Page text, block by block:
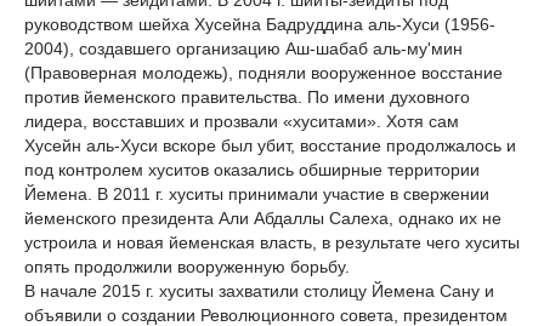
руководством шейха Хусейна Бадруддина аль-Хуси (1956-
2004), создавшего организацию Аш-шабаб аль-му'мин
(Правоверная молодежь), подняли вооруженное восстание
против йеменского правительства. По имени духовного
лидера, восставших и прозвали «хуситами». Хотя сам
Хусейн аль-Хуси вскоре был убит, восстание продолжалось и
под контролем хуситов оказались обширные территории
Йемена. В 2011 г. хуситы принимали участие в свержении
йеменского президента Али Абдаллы Салеха, однако их не
устроила и новая йеменская власть, в результате чего хуситы
опять продолжили вооруженную борьбу.
В начале 2015 г. хуситы захватили столицу Йемена Сану и
объявили о создании Революционного совета, президентом